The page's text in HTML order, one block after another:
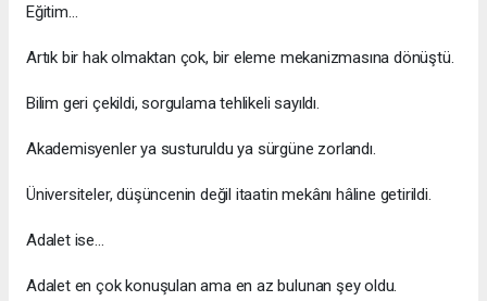
Eğitim…
Artık bir hak olmaktan çok, bir eleme mekanizmasına dönüştü.
Bilim geri çekildi, sorgulama tehlikeli sayıldı.
Akademisyenler ya susturuldu ya sürgüne zorlandı.
Üniversiteler, düşüncenin değil itaatin mekânı hâline getirildi.
Adalet ise…
Adalet en çok konuşulan ama en az bulunan şey oldu.